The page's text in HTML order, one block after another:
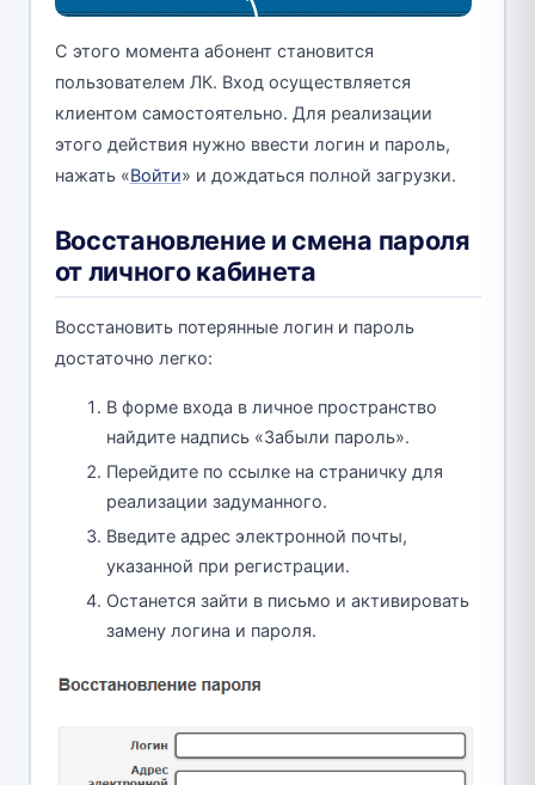
С этого момента абонент становится
пользователем ЛК. Вход осуществляется
клиентом самостоятельно. Для реализации
этого действия нужно ввести логин и пароль,
нажать «Войти» и дождаться полной загрузки.
Восстановление и смена пароля
от личного кабинета
Восстановить потерянные логин и пароль
достаточно легко:
В форме входа в личное пространство
найдите надпись «Забыли пароль».
Перейдите по ссылке на страничку для
реализации задуманного.
Введите адрес электронной почты,
указанной при регистрации.
Останется зайти в письмо и активировать
замену логина и пароля.